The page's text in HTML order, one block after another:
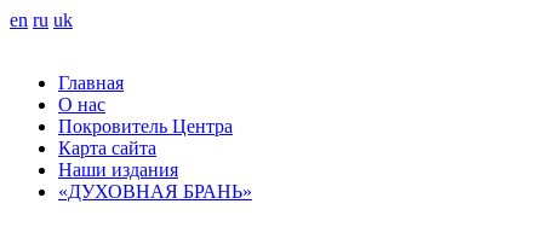
en ru uk
Главная
О нас
Покровитель Центра
Карта сайта
Наши издания
«ДУХОВНАЯ БРАНЬ»